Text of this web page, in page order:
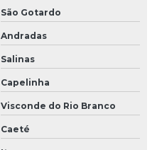
São Gotardo
Andradas
Salinas
Capelinha
Visconde do Rio Branco
Caeté